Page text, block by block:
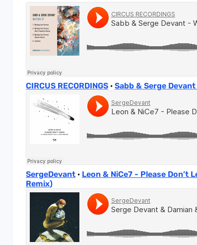
CIRCUS RECORDINGS · Sabb & Serge
SergeDevant · Leon & NiCe7 - Please Don’t
Remix)